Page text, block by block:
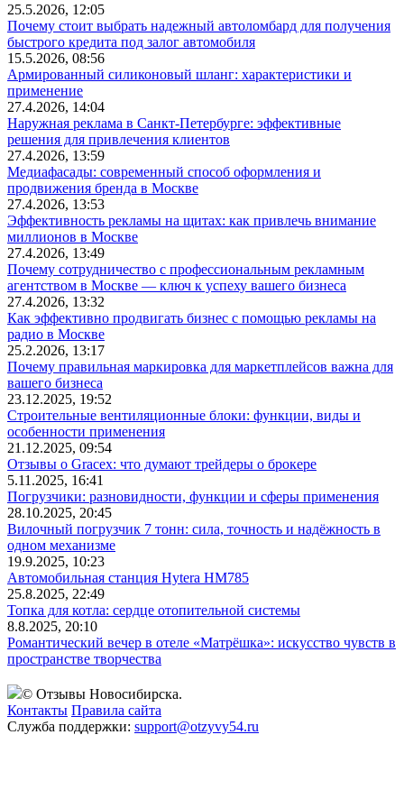
25.5.2026, 12:05
Почему стоит выбрать надежный автоломбард для получения
быстрого кредита под залог автомобиля
15.5.2026, 08:56
Армированный силиконовый шланг: характеристики и
применение
27.4.2026, 14:04
Наружная реклама в Санкт-Петербурге: эффективные
решения для привлечения клиентов
27.4.2026, 13:59
Медиафасады: современный способ оформления и
продвижения бренда в Москве
27.4.2026, 13:53
Эффективность рекламы на щитах: как привлечь внимание
миллионов в Москве
27.4.2026, 13:49
Почему сотрудничество с профессиональным рекламным
агентством в Москве — ключ к успеху вашего бизнеса
27.4.2026, 13:32
Как эффективно продвигать бизнес с помощью рекламы на
радио в Москве
25.2.2026, 13:17
Почему правильная маркировка для маркетплейсов важна для
вашего бизнеса
23.12.2025, 19:52
Строительные вентиляционные блоки: функции, виды и
особенности применения
21.12.2025, 09:54
Отзывы о Gracex: что думают трейдеры о брокере
5.11.2025, 16:41
Погрузчики: разновидности, функции и сферы применения
28.10.2025, 20:45
Вилочный погрузчик 7 тонн: сила, точность и надёжность в
одном механизме
19.9.2025, 10:23
Автомобильная станция Hytera HM785
25.8.2025, 22:49
Топка для котла: сердце отопительной системы
8.8.2025, 20:10
Романтический вечер в отеле «Матрёшка»: искусство чувств в
пространстве творчества
© Отзывы Новосибирска.
Контакты Правила сайта
Служба поддержки: support@otzyvy54.ru